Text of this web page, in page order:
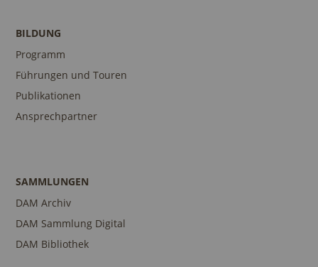
BILDUNG
Programm
Führungen und Touren
Publikationen
Ansprechpartner
SAMMLUNGEN
DAM Archiv
DAM Sammlung Digital
DAM Bibliothek